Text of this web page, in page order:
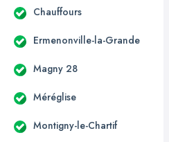
Chauffours
Ermenonville-la-Grande
Magny 28
Méréglise
Montigny-le-Chartif